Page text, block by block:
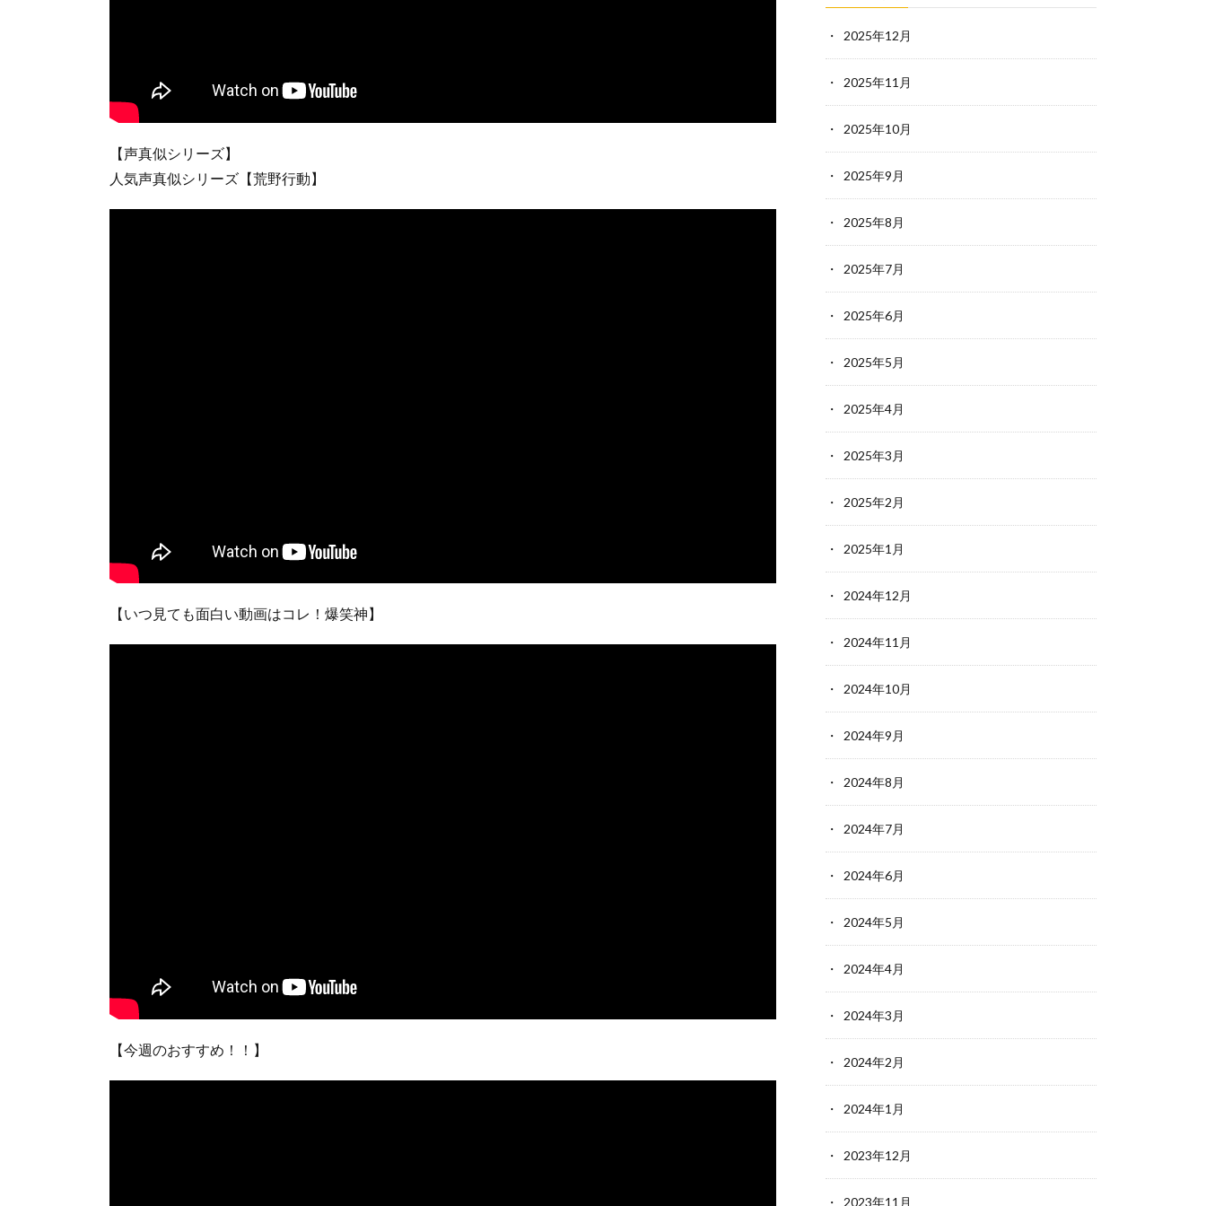
【声真似シリーズ】
人気声真似シリーズ【荒野行動】
【いつ見ても面白い動画はコレ！爆笑神】
【今週のおすすめ！！】
2025年12月
2025年11月
2025年10月
2025年9月
2025年8月
2025年7月
2025年6月
2025年5月
2025年4月
2025年3月
2025年2月
2025年1月
2024年12月
2024年11月
2024年10月
2024年9月
2024年8月
2024年7月
2024年6月
2024年5月
2024年4月
2024年3月
2024年2月
2024年1月
2023年12月
2023年11月